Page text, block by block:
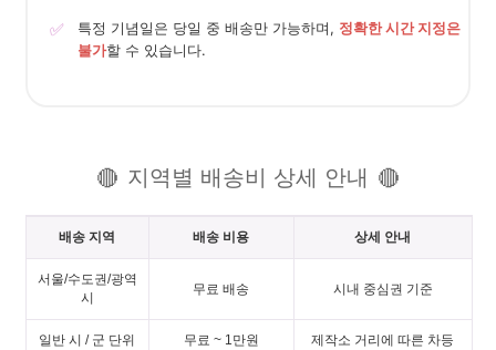
✅ 특정 기념일은 당일 중 배송만 가능하며, 정확한 시간 지정은
불가할 수 있습니다.
🔴 지역별 배송비 상세 안내 🔴
배송 지역 배송 비용 상세 안내
서울/수도권/광역
시
무료 배송 시내 중심권 기준
일반 시 / 군 단위 무료 ~ 1만원 제작소 거리에 따른 차등